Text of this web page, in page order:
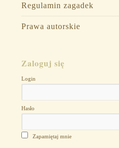
Regulamin zagadek
Prawa autorskie
Zaloguj się
Login
Hasło
Zapamiętaj mnie